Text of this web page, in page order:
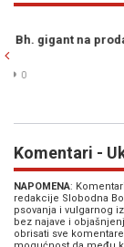
KOKSARA
Komentari -
NAPOMENA:
redakcije Slobodna
psovanja i vulgarnog
bez najave i
obrisati sve